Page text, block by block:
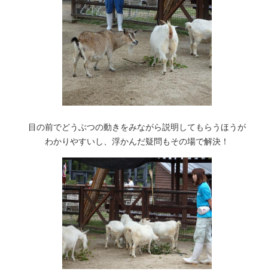
目の前でどうぶつの動きをみながら説明してもらうほうが
わかりやすいし、浮かんだ疑問もその場で解決！